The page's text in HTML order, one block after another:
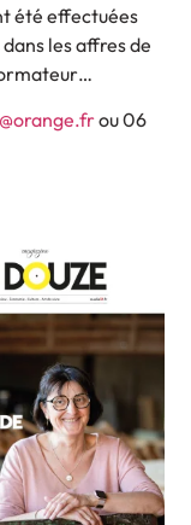
été effectuées
les affres de
ou 06